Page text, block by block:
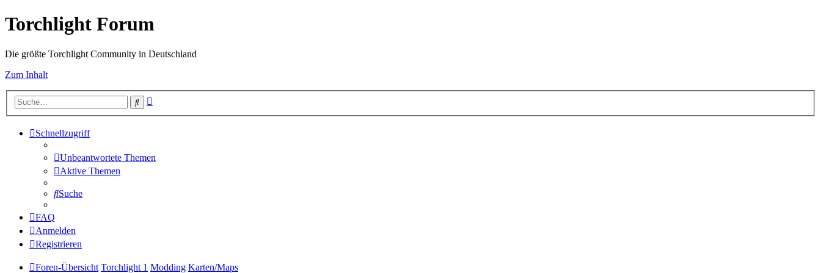
Torchlight Forum
Die größte Torchlight Community in Deutschland
Zum Inhalt
Suche
Schnellzugriff
Unbeantwortete Themen
Aktive Themen
Suche
FAQ
Anmelden
Registrieren
Foren-Übersicht Torchlight 1 Modding Karten/Maps